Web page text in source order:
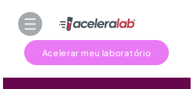
Acelerar meu laboratório